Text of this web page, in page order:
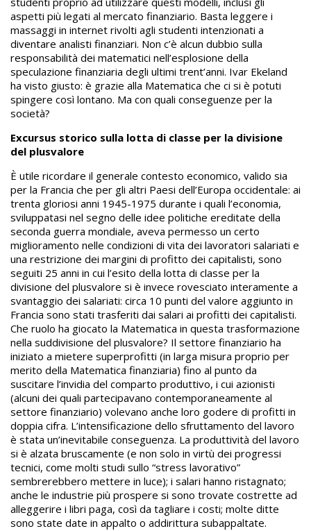
aspetti più legati al mercato finanziario. Basta leggere i
massaggi in internet rivolti agli studenti intenzionati a
diventare analisti finanziari. Non c’è alcun dubbio sulla
responsabilità dei matematici nell’esplosione della
speculazione finanziaria degli ultimi trent’anni. Ivar Ekeland
ha visto giusto: è grazie alla Matematica che ci si è potuti
spingere così lontano. Ma con quali conseguenze per la
società?
Excursus storico sulla lotta di classe per la divisione
del plusvalore
È utile ricordare il generale contesto economico, valido sia
per la Francia che per gli altri Paesi dell’Europa occidentale: ai
trenta gloriosi anni 1945-1975 durante i quali l’economia,
sviluppatasi nel segno delle idee politiche ereditate della
seconda guerra mondiale, aveva permesso un certo
miglioramento nelle condizioni di vita dei lavoratori salariati e
una restrizione dei margini di profitto dei capitalisti, sono
seguiti 25 anni in cui l’esito della lotta di classe per la
divisione del plusvalore si è invece rovesciato interamente a
svantaggio dei salariati: circa 10 punti del valore aggiunto in
Francia sono stati trasferiti dai salari ai profitti dei capitalisti.
Che ruolo ha giocato la Matematica in questa trasformazione
nella suddivisione del plusvalore? Il settore finanziario ha
iniziato a mietere superprofitti (in larga misura proprio per
merito della Matematica finanziaria) fino al punto da
suscitare l’invidia del comparto produttivo, i cui azionisti
(alcuni dei quali partecipavano contemporaneamente al
settore finanziario) volevano anche loro godere di profitti in
doppia cifra. L’intensificazione dello sfruttamento del lavoro
è stata un’inevitabile conseguenza. La produttività del lavoro
si è alzata bruscamente (e non solo in virtù dei progressi
tecnici, come molti studi sullo “stress lavorativo”
sembrerebbero mettere in luce); i salari hanno ristagnato;
anche le industrie più prospere si sono trovate costrette ad
alleggerire i libri paga, così da tagliare i costi; molte ditte
sono state date in appalto o addirittura subappaltate.